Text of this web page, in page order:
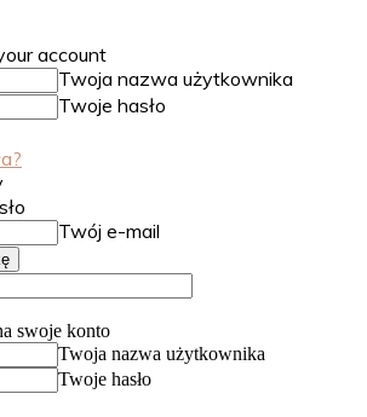
account
Twoja nazwa użytkownika
Twoje hasło
Twój e-mail
swoje konto
Twoja nazwa użytkownika
Twoje hasło